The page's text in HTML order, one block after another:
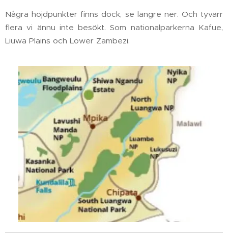
Några höjdpunkter finns dock, se längre ner. Och tyvärr
flera vi ännu inte besökt. Som nationalparkerna Kafue,
Liuwa Plains och Lower Zambezi.